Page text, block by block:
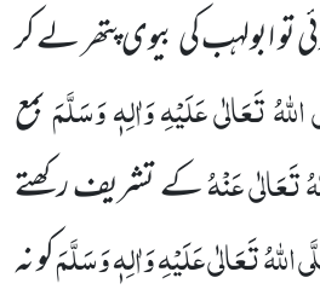
تو ابولہب کی بیوی پتھر لے کر
تَعَالٰی عَلَیْہِ وَاٰلِہٖ وَسَلَّمَبمع
تَعَالٰی عَنْہُکے تشریف رکھتے
اللّٰہُ تَعَالٰی عَلَیْہِ وَاٰلِہٖ وَسَلَّمَکو نہ